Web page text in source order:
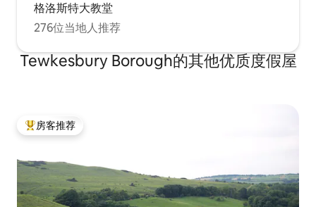
格洛斯特大教堂
276位当地人推荐
Tewkesbury Borough的其他优质度假屋
热门「房客推荐」
房客推荐